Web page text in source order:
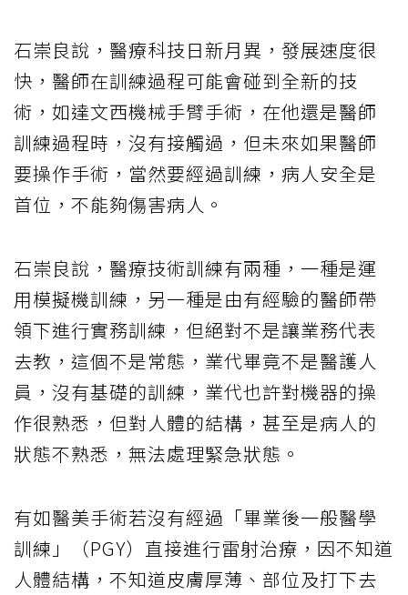
石崇良說，醫療科技日新月異，發展速度很
快，醫師在訓練過程可能會碰到全新的技
術，如達文西機械手臂手術，在他還是醫師
訓練過程時，沒有接觸過，但未來如果醫師
要操作手術，當然要經過訓練，病人安全是
首位，不能夠傷害病人。
石崇良說，醫療技術訓練有兩種，一種是運
用模擬機訓練，另一種是由有經驗的醫師帶
領下進行實務訓練，但絕對不是讓業務代表
去教，這個不是常態，業代畢竟不是醫護人
員，沒有基礎的訓練，業代也許對機器的操
作很熟悉，但對人體的結構，甚至是病人的
狀態不熟悉，無法處理緊急狀態。
有如醫美手術若沒有經過「畢業後一般醫學
訓練」（PGY）直接進行雷射治療，因不知道
人體結構，不知道皮膚厚薄、部位及打下去